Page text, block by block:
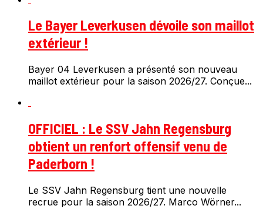
Le Bayer Leverkusen dévoile son maillot
extérieur !
Bayer 04 Leverkusen a présenté son nouveau
maillot extérieur pour la saison 2026/27. Conçue...
OFFICIEL : Le SSV Jahn Regensburg
obtient un renfort offensif venu de
Paderborn !
Le SSV Jahn Regensburg tient une nouvelle
recrue pour la saison 2026/27. Marco Wörner...